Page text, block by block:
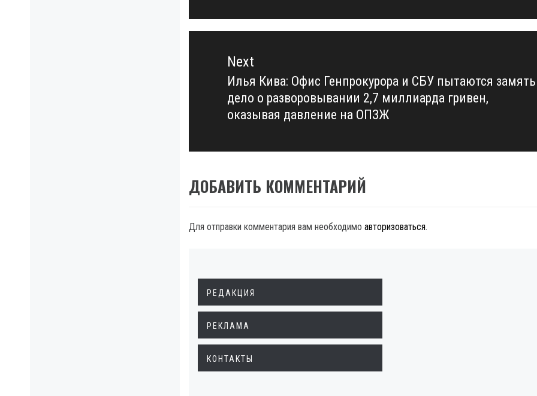
Next
Next
post:
Илья Кива: Офис Генпрокурора и СБУ пытаются замять
дело о разворовывании 2,7 миллиарда гривен,
оказывая давление на ОПЗЖ
ДОБАВИТЬ КОММЕНТАРИЙ
Для отправки комментария вам необходимо авторизоваться.
РЕДАКЦИЯ
РЕКЛАМА
КОНТАКТЫ